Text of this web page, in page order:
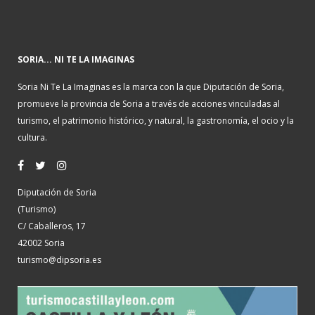
SORIA... NI TE LA IMAGINAS
Soria Ni Te La Imaginas es la marca con la que Diputación de Soria,
promueve la provincia de Soria a través de acciones vinculadas al
turismo, el patrimonio histórico, y natural, la gastronomía, el ocio y la
cultura.
Diputación de Soria
(Turismo)
C/ Caballeros, 17
42002 Soria
turismo@dipsoria.es